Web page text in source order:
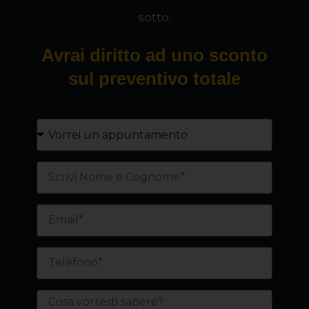
sotto.
Avrai diritto ad uno sconto
sul preventivo totale